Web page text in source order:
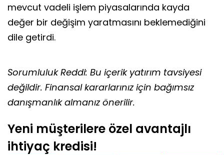
mevcut vadeli işlem piyasalarında kayda
değer bir değişim yaratmasını beklemediğini
dile getirdi.
Sorumluluk Reddi: Bu içerik yatırım tavsiyesi
değildir. Finansal kararlarınız için bağımsız
danışmanlık almanız önerilir.
Yeni müşterilere özel avantajlı
ihtiyaç kredisi!